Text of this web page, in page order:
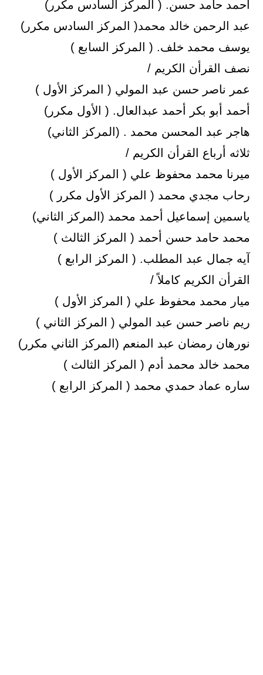
أحمد حامد حسن. ( المركز السادس مكرر)
عبد الرحمن خالد محمد( المركز السادس مكرر)
يوسف محمد خلف. ( المركز السابع )
نصف القرأن الكريم /
عمر ناصر حسن عبد المولي ( المركز الأول )
أحمد أبو بكر أحمد عبدالعال. ( الأول مكرر)
هاجر عبد المحسن محمد . (المركز الثاني)
ثلاثه أرباع القرأن الكريم /
ميرنا محمد محفوظ علي ( المركز الأول )
رحاب مجدي محمد ( المركز الأول مكرر )
ياسمين إسماعيل أحمد محمد (المركز الثاني)
محمد حامد حسن أحمد ( المركز الثالث )
آيه جمال عبد المطلب. ( المركز الرابع )
القرأن الكريم كاملاً /
ميار محمد محفوظ علي ( المركز الأول )
ريم ناصر حسن عبد المولي ( المركز الثاني )
نورهان رمضان عبد المنعم (المركز الثاني مكرر)
محمد خالد محمد أدم ( المركز الثالث )
ساره عماد حمدي محمد ( المركز الرابع )